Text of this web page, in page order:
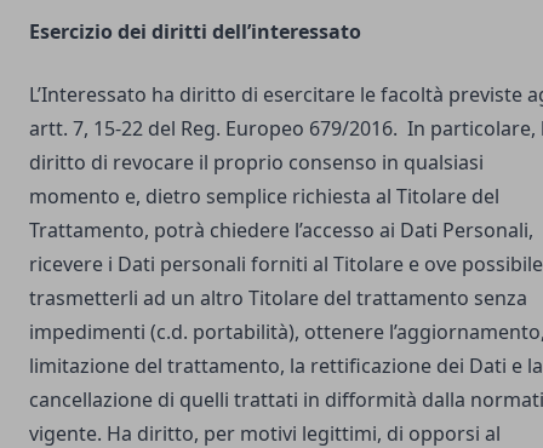
Esercizio dei diritti dell’interessato
L’Interessato ha diritto di esercitare le facoltà previste
artt. 7, 15-22 del Reg. Europeo 679/2016. In particolare,
diritto di revocare il proprio consenso in qualsiasi
momento e, dietro semplice richiesta al Titolare del
Trattamento, potrà chiedere l’accesso ai Dati Personali,
ricevere i Dati personali forniti al Titolare e ove possibile
trasmetterli ad un altro Titolare del trattamento senza
impedimenti (c.d. portabilità), ottenere
limitazione del trattamento, la rettificazione dei Dati e la
cancellazione di quelli trattati in difformità dalla
vigente. Ha diritto, per motivi legittimi, di opporsi al